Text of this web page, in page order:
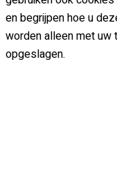
en begrijpen hoe u
worden alleen met
opgeslagen.